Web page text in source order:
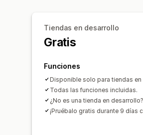
Tiendas en desarrollo
Gratis
Funciones
Disponible solo para tiendas en
Todas las funciones incluidas.
¿No es una tienda en desarrollo?
¡Pruébalo gratis durante 9 días